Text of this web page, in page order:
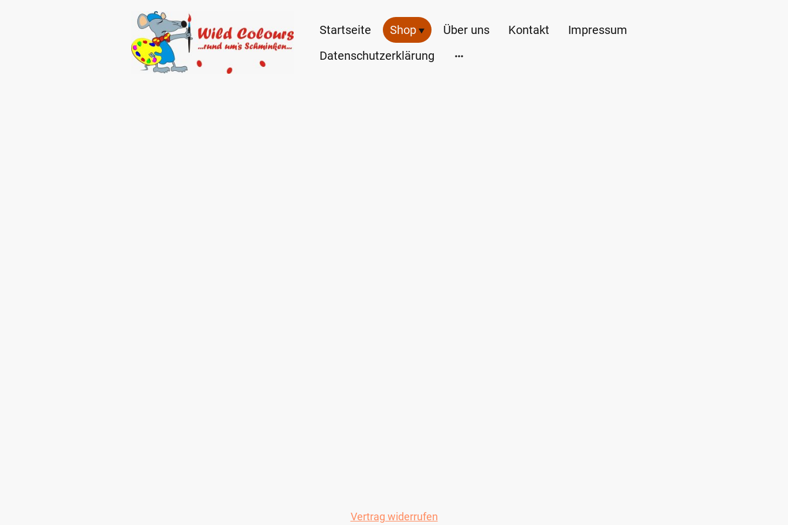
Startseite Shop Über uns Kontakt
Impressum
Datenschutzerklärung
Vertrag widerrufen